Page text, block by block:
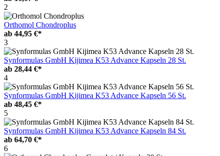
2
Orthomol Chondroplus
ab 44,95 €*
3
Synformulas GmbH Kijimea K53 Advance Kapseln 28 St.
ab 28,44 €*
4
Synformulas GmbH Kijimea K53 Advance Kapseln 56 St.
ab 48,45 €*
5
Synformulas GmbH Kijimea K53 Advance Kapseln 84 St.
ab 64,70 €*
6